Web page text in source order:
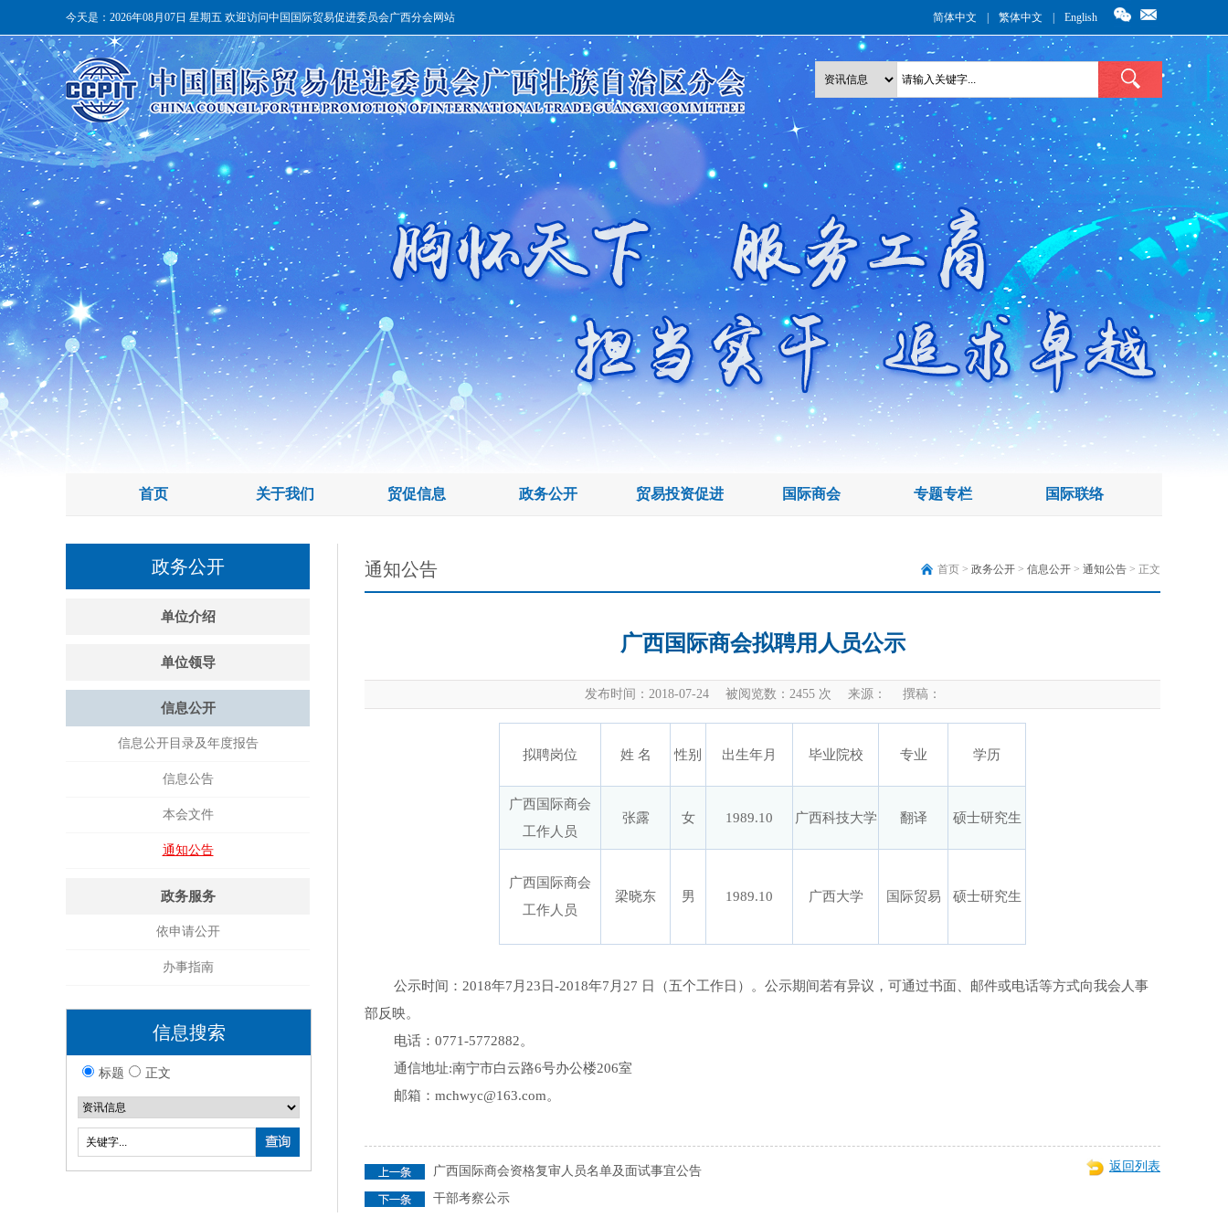
简体中文 繁体中文 English
今天是： 2026年08月07日 星期五 欢迎访问中国国际贸易促进委员会广西分会网站
首页 关于我们 贸促信息 政务公开 贸易投资促进 国际商会 专题专栏 国际联络
政务公开
单位介绍
单位领导
信息公开
信息公开目录及年度报告
信息公告
本会文件
通知公告
政务服务
依申请公开
办事指南
信息搜索
标题 正文
首页 > 政务公开 > 信息公开 > 通知公告 > 正文
通知公告
广西国际商会拟聘用人员公示
发布时间：2018-07-24 被阅览数： 2455次 来源： 撰稿：
拟聘岗位 姓 名 性别 出生年月 毕业院校 专业 学历
广西国际商会
工作人员
张露 女 1989.10 广西科技大学 翻译 硕士研究生
广西国际商会
工作人员
梁晓东 男 1989.10 广西大学 国际贸易 硕士研究生
公示时间：2018年7月23日-2018年7月27 日（五个工作日）。公示期间若有异议，可通过书面、邮件或电话等方式向我会人事
部反映。
电话：0771-5772882。
通信地址:南宁市白云路6号办公楼206室
邮箱：mchwyc@163.com。
返回列表
广西国际商会资格复审人员名单及面试事宜公告
干部考察公示